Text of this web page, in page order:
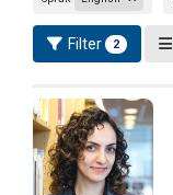
Filter 2